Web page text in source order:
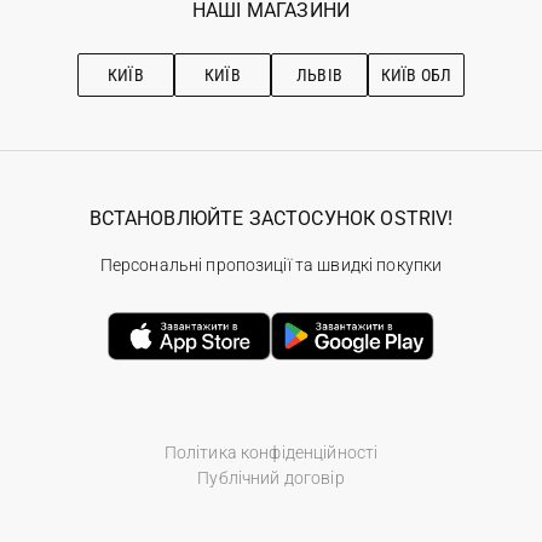
Ostriv Club+
Рекомендації з догляду
НАШІ МАГАЗИНИ
КИЇВ КИЇВ ЛЬВІВ КИЇВ ОБЛ
Політика конфіденційності
Публічний договір
ВСТАНОВЛЮЙТЕ ЗАСТОСУНОК OSTRIV!
Персональні пропозиції та швидкі покупки